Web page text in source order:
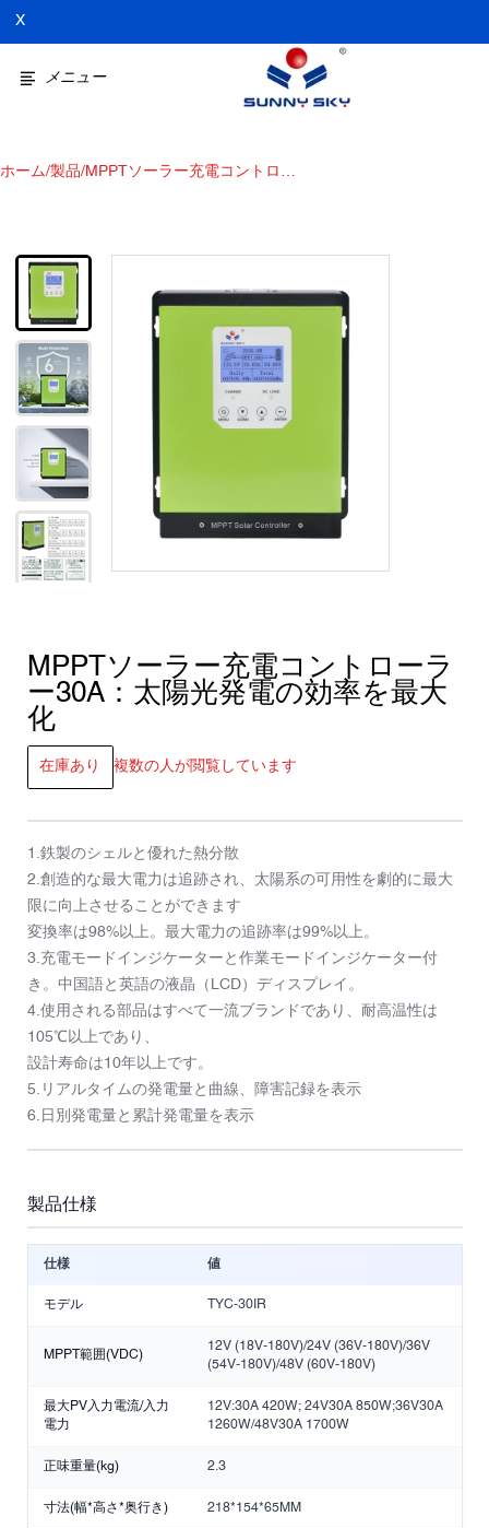
X
メニュー
ホーム/製品/MPPTソーラー充電コントロー
MPPTソーラー充電コントローラ
ー30A：太陽光発電の効率を最大
化
在庫あり 複数の人が閲覧しています
1.鉄製のシェルと優れた熱分散
2.創造的な最大電力は追跡され、太陽系の可用性を劇的に最大
限に向上させることができます
変換率は98%以上。最大電力の追跡率は99%以上。
3.充電モードインジケーターと作業モードインジケーター付
き。中国語と英語の液晶（LCD）ディスプレイ。
4.使用される部品はすべて一流ブランドであり、耐高温性は
105℃以上であり、
設計寿命は10年以上です。
5.リアルタイムの発電量と曲線、障害記録を表示
6.日別発電量と累計発電量を表示
製品仕様
仕様 値
モデル TYC-30IR
MPPT範囲(VDC)
12V (18V-180V)/24V (36V-180V)/36V
(54V-180V)/48V (60V-180V)
最大PV入力電流/入力
電力
12V:30A 420W; 24V30A 850W;36V30A
1260W/48V30A 1700W
正味重量(kg) 2.3
寸法(幅*高さ*奥行き) 218*154*65MM